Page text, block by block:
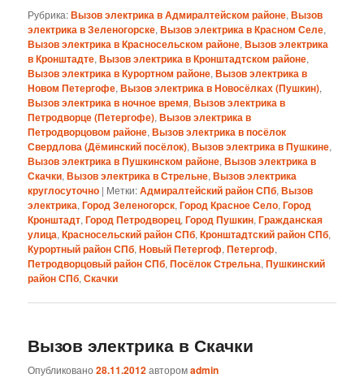
Рубрика:Вызов электрика в Адмиралтейском районе,Вызов
электрика в Зеленогорске,Вызов электрика в Красном Селе,
Вызов электрика в Красносельском районе,Вызов электрика
в Кронштадте,Вызов электрика в Кронштадтском районе,
Вызов электрика в Курортном районе,Вызов электрика в
Новом Петергофе,Вызов электрика в Новосёлках (Пушкин),
Вызов электрика в ночное время,Вызов электрика в
Петродворце (Петергофе),Вызов электрика в
Петродворцовом районе,Вызов электрика в посёлок
Свердлова (Дёминский посёлок),Вызов электрика в Пушкине,
Вызов электрика в Пушкинском районе,Вызов электрика в
Скачки,Вызов электрика в Стрельне,Вызов электрика
круглосуточно | Метки:Адмиралтейский район СПб,Вызов
электрика,Город Зеленогорск,Город Красное Село,Город
Кронштадт,Город Петродворец,Город Пушкин,Гражданская
улица,Красносельский район СПб,Кронштадтский район СПб,
Курортный район СПб,Новый Петергоф,Петергоф,
Петродворцовый район СПб,Посёлок Стрельна,Пушкинский
район СПб,Скачки
Вызов электрика в Скачки
Опубликовано28.11.2012авторомadmin